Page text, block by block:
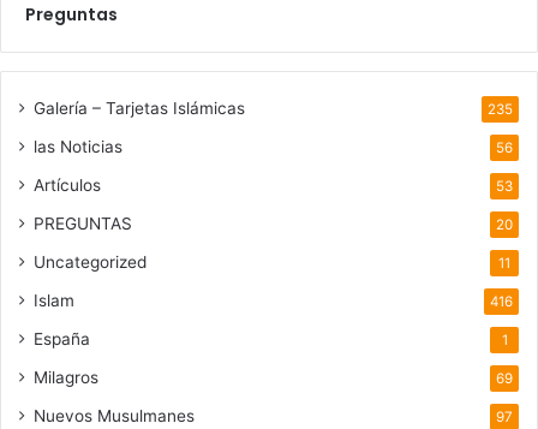
Preguntas
Galería – Tarjetas Islámicas 235
las Noticias 56
Artículos 53
PREGUNTAS 20
Uncategorized 11
Islam 416
España 1
Milagros 69
Nuevos Musulmanes 97